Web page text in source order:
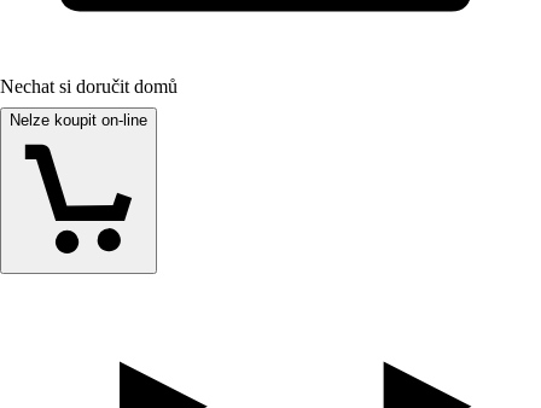
Nechat si doručit domů
Nelze koupit on-line